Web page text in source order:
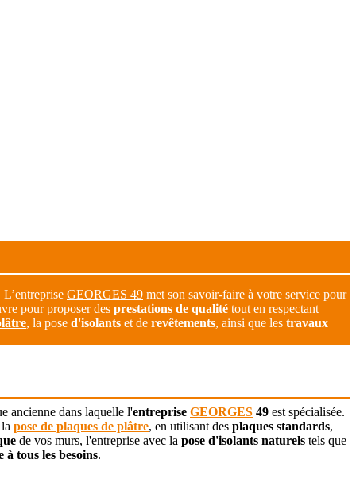
GEORGES 49 met son savoir-faire à votre service pour
pour proposer des prestations de qualité tout en respectant
, la pose d'isolants et de revêtements, ainsi que les travaux
ancienne dans laquelle l'entreprise GEORGES 49 est spécialisée.
pose de plaques de plâtre, en utilisant des plaques standards,
de vos murs, l'entreprise avec la pose d'isolants naturels tels que
à tous les besoins.